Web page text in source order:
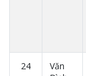
24
Văn